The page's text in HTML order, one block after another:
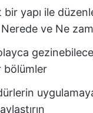
bir yapı ile
Nerede ve Ne
bölümler